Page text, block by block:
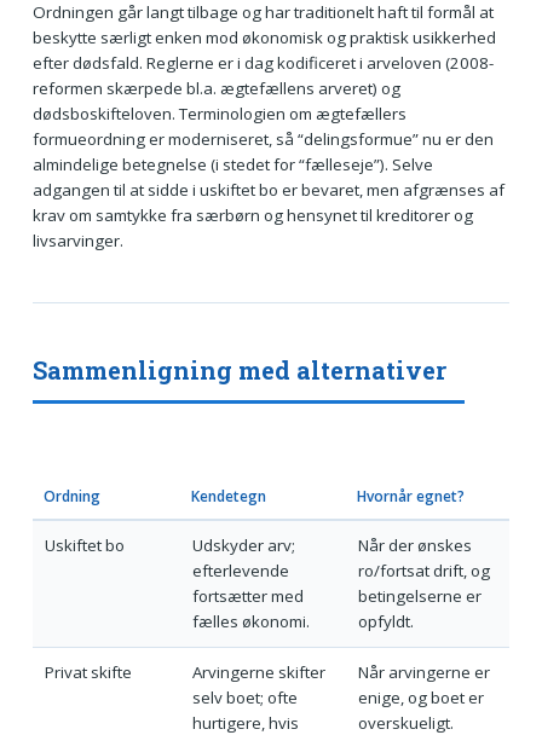
Ordningen går langt tilbage og har traditionelt haft til formål at
beskytte særligt enken mod økonomisk og praktisk usikkerhed
efter dødsfald. Reglerne er i dag kodificeret i arveloven (2008-
reformen skærpede bl.a. ægtefællens arveret) og
dødsboskifteloven. Terminologien om ægtefællers
formueordning er moderniseret, så “delingsformue” nu er den
almindelige betegnelse (i stedet for “fælleseje”). Selve
adgangen til at sidde i uskiftet bo er bevaret, men afgrænses af
krav om samtykke fra særbørn og hensynet til kreditorer og
livsarvinger.
Sammenligning med alternativer
Ordning Kendetegn Hvornår egnet?
Uskiftet bo
Udskyder arv;
efterlevende
fortsætter med
fælles økonomi.
Når der ønskes
ro/fortsat drift, og
betingelserne er
opfyldt.
Privat skifte
Arvingerne skifter
selv boet; ofte
hurtigere, hvis
Når arvingerne er
enige, og boet er
overskueligt.